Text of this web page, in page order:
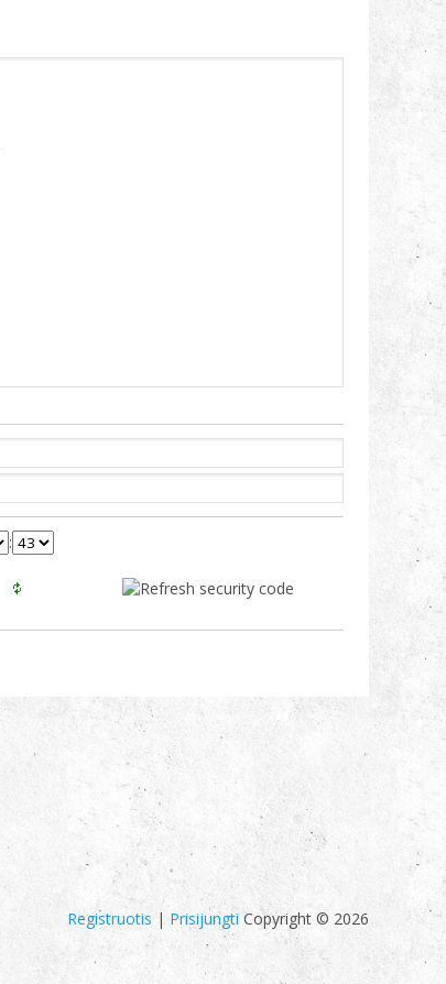
:
Registruotis | Prisijungti Copyright © 2026